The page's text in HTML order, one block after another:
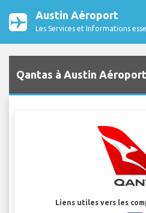
Austin Aéroport
Les Services et Informations
Qantas à Austin
Liens utiles vers les